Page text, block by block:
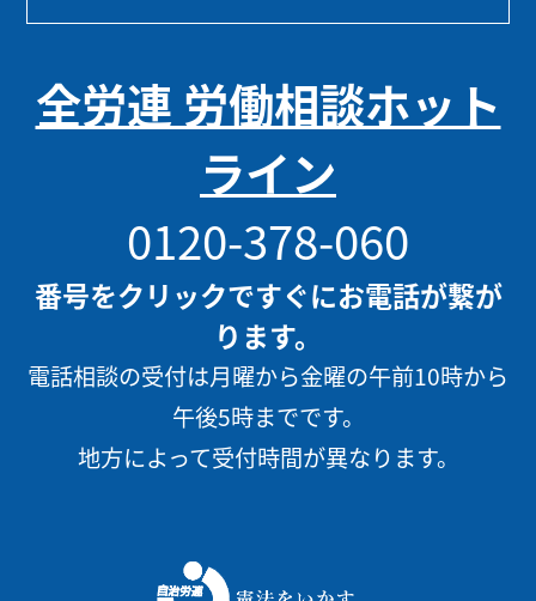
全労連 労働相談ホット
ライン
0120-378-060
番号をクリックですぐにお電話が繋が
ります。
電話相談の受付は月曜から金曜の午前10時から
午後5時までです。
地方によって受付時間が異なります。